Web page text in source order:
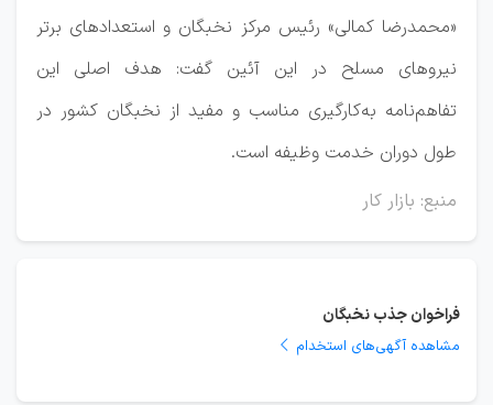
«محمدرضا کمالی» رئیس مرکز نخبگان و استعدادهای برتر
نیرو‌های مسلح در این آئین گفت: هدف اصلی این
تفاهم‌نامه به‌کارگیری مناسب و مفید از نخبگان کشور در
طول دوران خدمت وظیفه است.
منبع: بازار کار
فراخوان جذب نخبگان
مشاهده آگهی‌های استخدام